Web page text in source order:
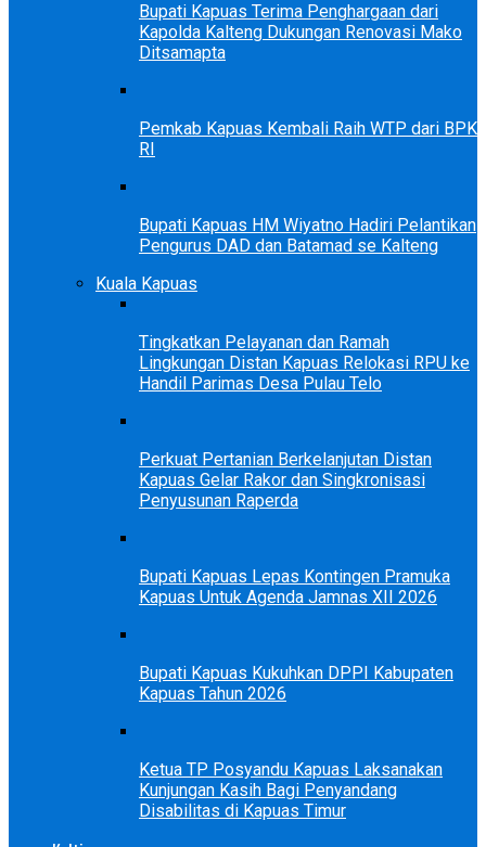
Bupati Kapuas Terima Penghargaan dari
Kapolda Kalteng Dukungan Renovasi Mako
Ditsamapta
Pemkab Kapuas Kembali Raih WTP dari BPK
RI
Bupati Kapuas HM Wiyatno Hadiri Pelantikan
Pengurus DAD dan Batamad se Kalteng
Kuala Kapuas
Tingkatkan Pelayanan dan Ramah
Lingkungan Distan Kapuas Relokasi RPU ke
Handil Parimas Desa Pulau Telo
Perkuat Pertanian Berkelanjutan Distan
Kapuas Gelar Rakor dan Singkronisasi
Penyusunan Raperda
Bupati Kapuas Lepas Kontingen Pramuka
Kapuas Untuk Agenda Jamnas XII 2026
Bupati Kapuas Kukuhkan DPPI Kabupaten
Kapuas Tahun 2026
Ketua TP Posyandu Kapuas Laksanakan
Kunjungan Kasih Bagi Penyandang
Disabilitas di Kapuas Timur